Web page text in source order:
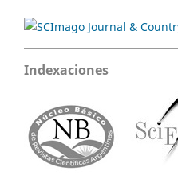
Indexaciones